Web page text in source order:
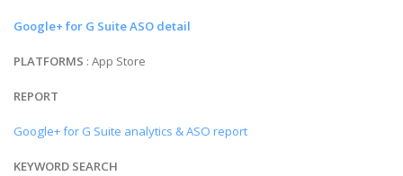
Google+ for G Suite ASO detail
PLATFORMS : App Store
REPORT
Google+ for G Suite analytics & ASO report
KEYWORD SEARCH